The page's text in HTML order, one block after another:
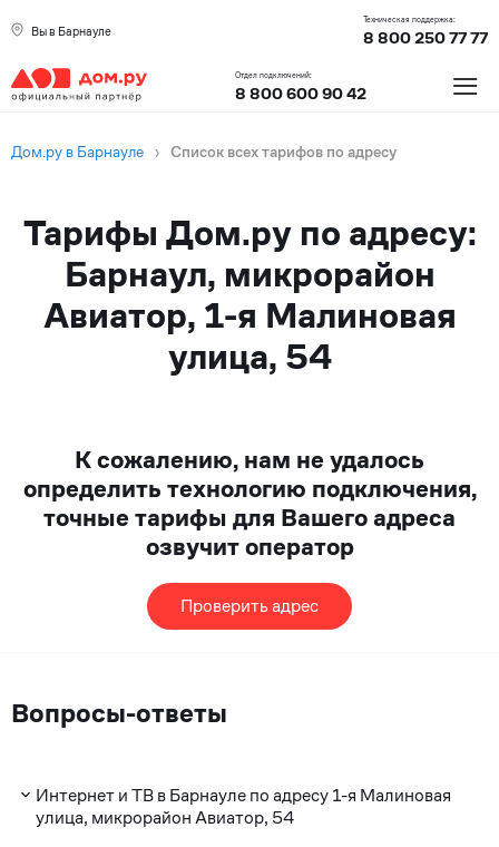
Вы в Барнауле
Техническая поддержка:
8 800 250 77 77
Отдел подключений:
8 800 600 90 42 ≡
Дом.ру в Барнауле › Список всех тарифов по адресу
Тарифы Дом.ру по адресу:
Барнаул, микрорайон
Авиатор, 1-я Малиновая
улица, 54
К сожалению, нам не удалось
определить технологию подключения,
точные тарифы для Вашего адреса
озвучит оператор
Проверить адрес
Вопросы-ответы
Интернет и ТВ в Барнауле по адресу 1-я Малиновая
улица, микрорайон Авиатор, 54